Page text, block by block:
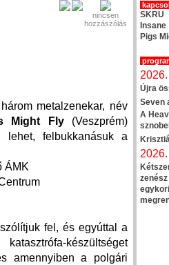
nincsen
hozzászólás
metalzenekar, név
Might Fly(Veszprém)
lehet, felbukkanásuk a
ÁMK
fel, és egyúttal a
készültséget
amennyiben a polgári
SKRU
Insane
Pigs
Újra
Seven
A